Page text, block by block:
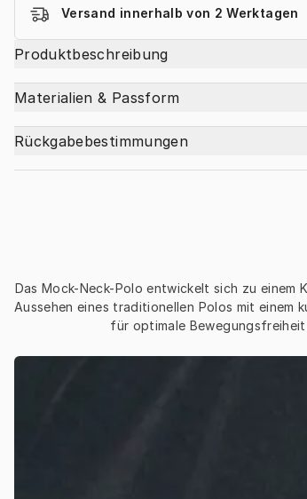
Versand innerhalb von 2 Werktagen
Produktbeschreibung
Materialien & Passform
Rückgabebestimmungen
Das Mock-Neck-Polo entwickelt sich zu
Aussehen eines traditionellen Polos mit einem
für optimale